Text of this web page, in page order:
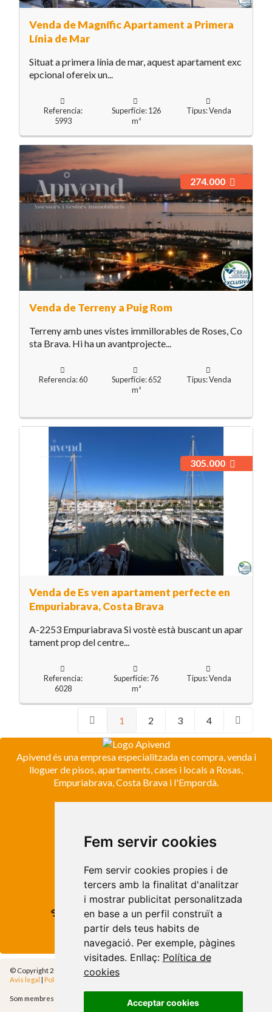
Fem servir cookies
Fem servir cookies propies i de
tercers amb la finalitat d'analitzar
i mostrar publicitat personalitzada
en base a un perfil construït a
partir dels teus habits de
navegació. Per exemple, pàgines
visitades. Enllaç: Política de
cookies
Acceptar cookies
Venda de Magnífic Apartament a Primera
Línia de Mar
Situat a primera línia de mar, aquest apartament exc
epcional ofereix un...
Referencia:
5993
Superfície: 126
m²
Tipus: Venda
Venda de Terreny a Puig Rom
274.000
Terreny amb unes vistes immillorables de Roses, Co
sta Brava. Hi ha un avantprojecte...
Referencia: 60
Superfície: 652
m²
Tipus: Venda
Venda de Es ven apartament perfecte en
Empuriabrava, Costa Brava
305.000
A-2253 Empuriabrava Si vostè està buscant un apar
tament prop del centre...
Referencia:
6028
Superfície: 76
m²
Tipus: Venda
1 2 3 4
Apivend és una empresa especialitzada en compra, venda i
lloguer de pisos, apartaments, cases i locals a Rosas,
Empuriabrava, Costa Brava i l'Empordà.
Avda. de Rhode, 64
Roses - Girona
info@apivend.com
Segueixnos!
© Copyright 2014 - Apivend 2000 SL |
Avis legal | Política de privadesa|Política de cookies
Som membres de